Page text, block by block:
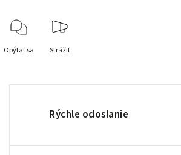
Opýtať sa Strážiť
Rýchle odoslanie